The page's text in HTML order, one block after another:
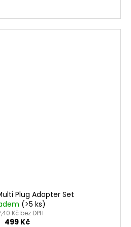
Plug Adapter Set
(>5 ks)
Kč bez DPH
499 Kč